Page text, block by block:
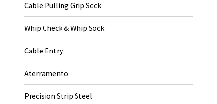
Cable Pulling Grip Sock
Whip Check & Whip Sock
Cable Entry
Aterramento
Precision Strip Steel